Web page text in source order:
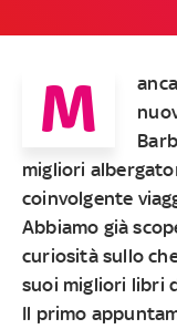
M
migliori
coinvolgente
Abbiamo già
curiosità sullo
suoi migliori libri
Il primo